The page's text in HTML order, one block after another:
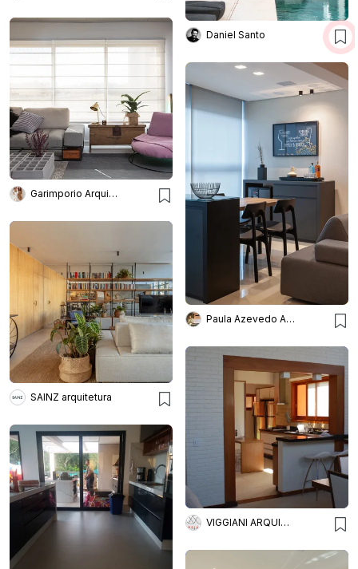
Daniel Santo
Garimporio Arquitetura
Paula Azevedo Arquitetura e Interiores
SAINZ arquitetura
VIGGIANI ARQUITETURA